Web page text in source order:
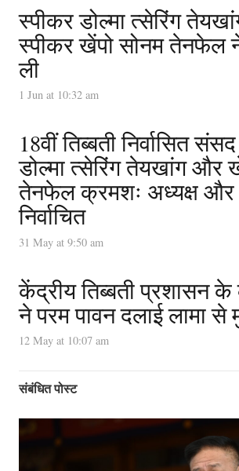
स्पीकर डोल्मा त्सेरिंग
स्पीकर खेंपो सोनम
ली
1 Jun at 10:32 am
18वीं तिब्बती निर्वासित
डोल्मा त्सेरिंग तेयखांग और
तेनफेल क्रमशः अध्यक्ष और
निर्वाचित
31 May at 9:50 am
केंद्रीय तिब्बती प्रशासन के
ने परम पावन दलाई लामा से
12 May at 10:07 am
संबंधित पोस्ट